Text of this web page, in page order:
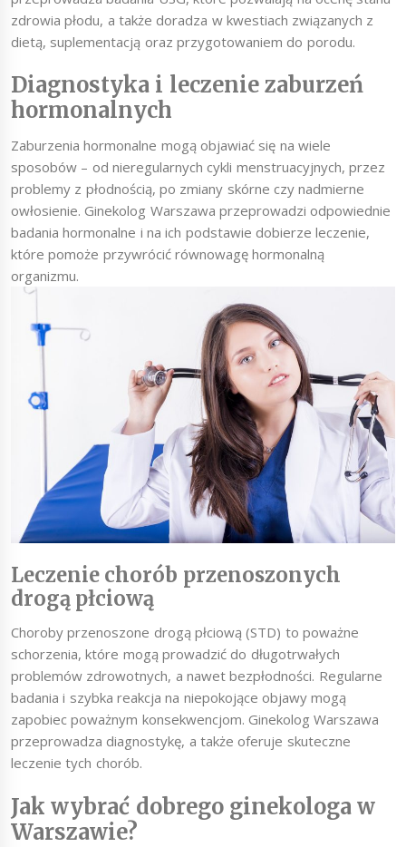
zdrowia płodu, a także doradza w kwestiach związanych z
dietą, suplementacją oraz przygotowaniem do porodu.
Diagnostyka i leczenie zaburzeń
hormonalnych
Zaburzenia hormonalne mogą objawiać się na wiele
sposobów – od nieregularnych cykli menstruacyjnych, przez
problemy z płodnością, po zmiany skórne czy nadmierne
owłosienie. Ginekolog Warszawa przeprowadzi odpowiednie
badania hormonalne i na ich podstawie dobierze leczenie,
które pomoże przywrócić równowagę hormonalną
organizmu.
Leczenie chorób przenoszonych
drogą płciową
Choroby przenoszone drogą płciową (STD) to poważne
schorzenia, które mogą prowadzić do długotrwałych
problemów zdrowotnych, a nawet bezpłodności. Regularne
badania i szybka reakcja na niepokojące objawy mogą
zapobiec poważnym konsekwencjom. Ginekolog Warszawa
przeprowadza diagnostykę, a także oferuje skuteczne
leczenie tych chorób.
Jak wybrać dobrego ginekologa w
Warszawie?